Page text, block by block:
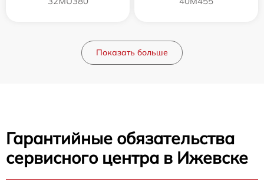
Показать больше
Гарантийные обязательства
сервисного центра в Ижевске